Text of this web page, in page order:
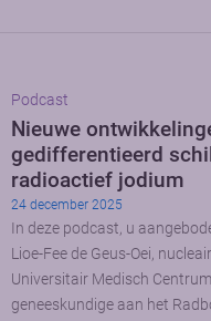
Podcast
Nieuwe
gedifferentieerd
radioactief jodium
24 december 2025
In deze podcast, u
Lioe-Fee de Geus-Oei,
Universitair Medisch
geneeskundige aan het